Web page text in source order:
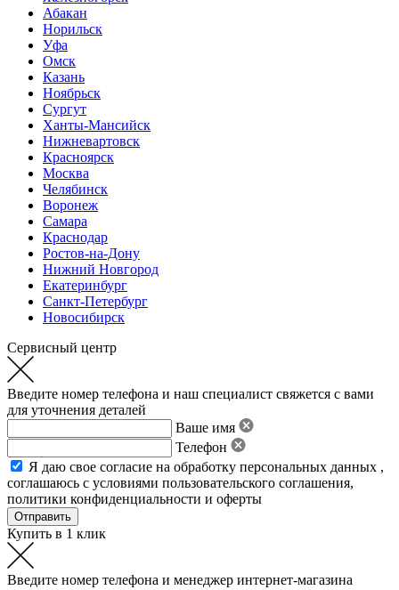
Абакан
Норильск
Уфа
Омск
Казань
Ноябрьск
Сургут
Ханты-Мансийск
Нижневартовск
Красноярск
Москва
Челябинск
Воронеж
Самара
Краснодар
Ростов-на-Дону
Нижний Новгород
Екатеринбург
Санкт-Петербург
Новосибирск
Сервисный центр
Введите номер телефона и наш специалист свяжется с вами
для уточнения деталей
Ваше имя
Телефон
Я даю свое согласие на обработку персональных данных ,
соглашаюсь с условиями пользовательского соглашения,
политики конфиденциальности и оферты
Купить в 1 клик
Введите номер телефона и менеджер интернет-магазина